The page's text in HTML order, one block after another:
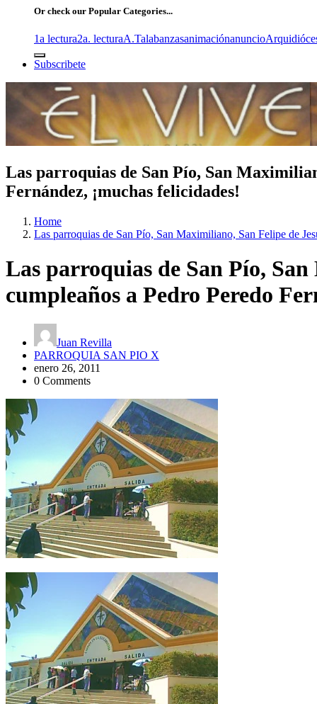
Or check our Popular Categories...
1a lectura2a. lecturaA.Talabanzasanimaciónanuncio
Subscribete
Las parroquias de San Pío, San
Fernández, ¡muchas felicidades!
Home
Las parroquias de San Pío, San Maximiliano, San Felipe de
Las parroquias de San Pío,
cumpleaños a Pedro Peredo
Juan Revilla
PARROQUIA SAN PIO X
enero 26, 2011
0 Comments